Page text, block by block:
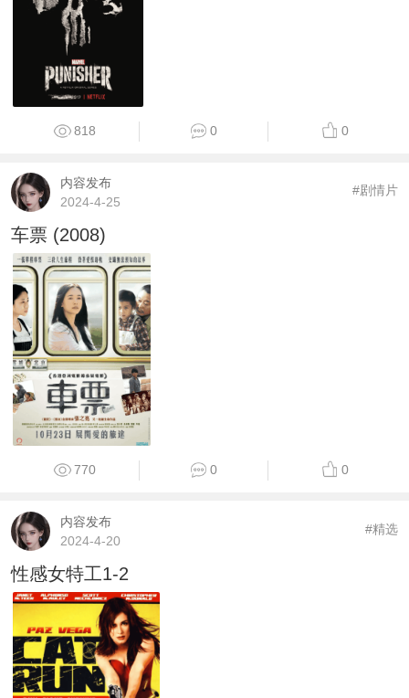
818 0 0
内容发布
2024-4-25
#剧情片
车票 (2008)
770 0 0
内容发布
2024-4-20
#精选
性感女特工1-2